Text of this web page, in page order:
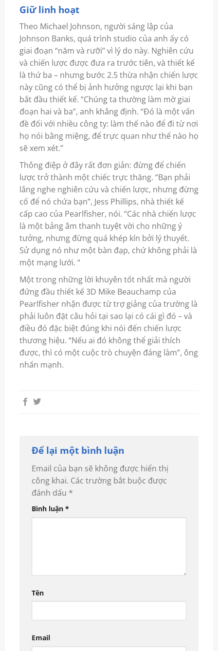
Giữ linh hoạt
Theo Michael Johnson, người sáng lập của
Johnson Banks, quá trình studio của anh ấy có
giai đoạn “năm và rưỡi” vì lý do này. Nghiên cứu
và chiến lược được đưa ra trước tiên, và thiết kế
là thứ ba – nhưng bước 2.5 thừa nhận chiến lược
này cũng có thể bị ảnh hưởng ngược lại khi bạn
bắt đầu thiết kế. “Chúng ta thường làm mờ giai
đoạn hai và ba”, anh khẳng định. “Đó là một vấn
đề đối với nhiều công ty: làm thế nào để đi từ nơi
họ nói bằng miệng, để trực quan như thế nào họ
sẽ xem xét.”
Thông điệp ở đây rất đơn giản: đừng để chiến
lược trở thành một chiếc trực thăng. “Bạn phải
lắng nghe nghiên cứu và chiến lược, nhưng đừng
cố để nó chứa bạn”, Jess Phillips, nhà thiết kế
cấp cao của Pearlfisher, nói. “Các nhà chiến lược
là một bảng âm thanh tuyệt vời cho những ý
tưởng, nhưng đừng quá khép kín bởi lý thuyết.
Sử dụng nó như một bàn đạp, chứ không phải là
một mạng lưới. “
Một trong những lời khuyên tốt nhất mà người
đứng đầu thiết kế 3D Mike Beauchamp của
Pearlfisher nhận được từ trợ giảng của trường là
phải luôn đặt câu hỏi tại sao lại có cái gì đó – và
điều đó đặc biệt đúng khi nói đến chiến lược
thương hiệu. “Nếu ai đó không thể giải thích
được, thì có một cuộc trò chuyện đáng làm”, ông
nhấn mạnh.
Để lại một bình luận
Email của bạn sẽ không được hiển thị
công khai. Các trường bắt buộc được
đánh dấu *
Bình luận *
Tên
Email